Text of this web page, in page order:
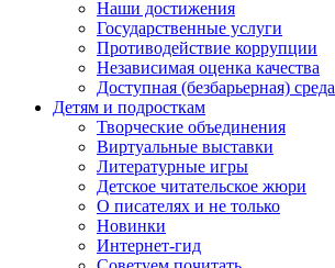
Наши достижения
Государственные услуги
Противодействие коррупции
Независимая оценка качества
Доступная (безбарьерная) среда
Детям и подросткам
Творческие объединения
Виртуальные выставки
Литературные игры
Детское читательское жюри
О писателях и не только
Новинки
Интернет-гид